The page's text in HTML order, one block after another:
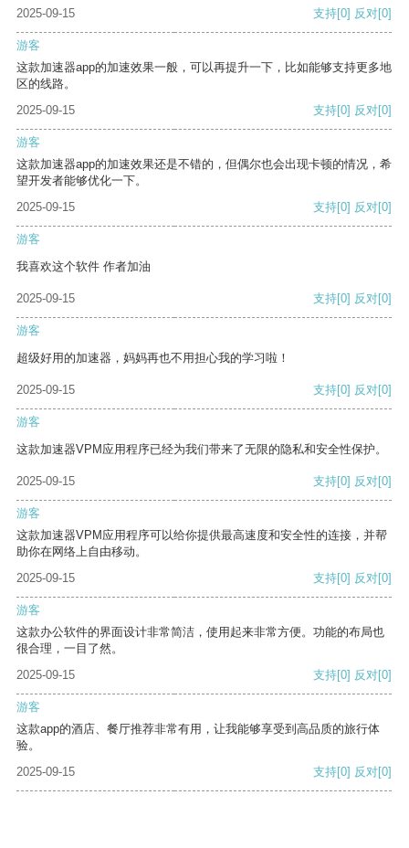
2025-09-15 支持[0] 反对[0]
游客
这款加速器app的加速效果一般，可以再提升一下，比如能够支持更多地
区的线路。
2025-09-15
支持[0] 反对[0]
游客
这款加速器app的加速效果还是不错的，但偶尔也会出现卡顿的情况，希
望开发者能够优化一下。
2025-09-15
支持[0] 反对[0]
游客
我喜欢这个软件 作者加油
2025-09-15 支持[0] 反对[0]
游客
超级好用的加速器，妈妈再也不用担心我的学习啦！
2025-09-15 支持[0] 反对[0]
游客
这款加速器VPM应用程序已经为我们带来了无限的隐私和安全性保护。
2025-09-15 支持[0] 反对[0]
游客
这款加速器VPM应用程序可以给你提供最高速度和安全性的连接，并帮
助你在网络上自由移动。
2025-09-15
支持[0] 反对[0]
游客
这款办公软件的界面设计非常简洁，使用起来非常方便。功能的布局也
很合理，一目了然。
2025-09-15
支持[0] 反对[0]
游客
这款app的酒店、餐厅推荐非常有用，让我能够享受到高品质的旅行体
验。
2025-09-15
支持[0] 反对[0]